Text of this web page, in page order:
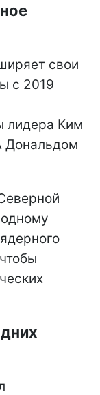
свои
с 2019
лидера Ким
Дональдом